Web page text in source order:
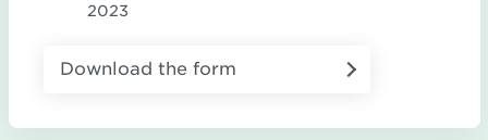
2023
Download the form